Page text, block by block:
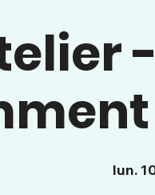
lun.